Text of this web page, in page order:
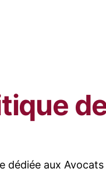
dédiée aux Avocats